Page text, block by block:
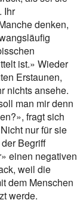
Ihr
denken,
ist.» Wieder
Erstaunen,
nichts ansehe.
man mir denn
fragt sich
nur für sie
Begriff
einen negativen
weil die
dem Menschen
werde.